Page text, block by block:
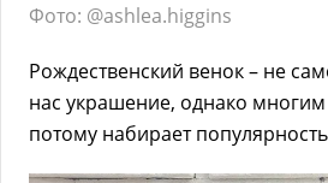
Фото: @ashlea.higgins
Рождественский венок – не
нас украшение, однако
потому набирает